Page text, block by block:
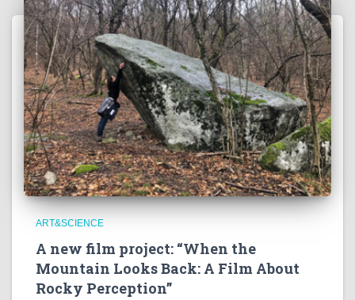
ART&SCIENCE
A new film project: “When the
Mountain Looks Back: A Film About
Rocky Perception”